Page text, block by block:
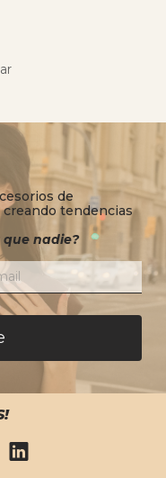
de
tendencias
que nadie?